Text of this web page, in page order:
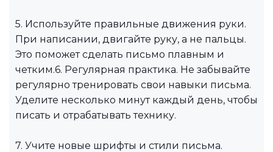
5. Используйте правильные движения руки.
При написании, двигайте руку, а не пальцы.
Это поможет сделать письмо плавным и
четким.6. Регулярная практика. Не забывайте
регулярно тренировать свои навыки письма.
Уделите несколько минут каждый день, чтобы
писать и отрабатывать технику.
7. Учите новые шрифты и стили письма.